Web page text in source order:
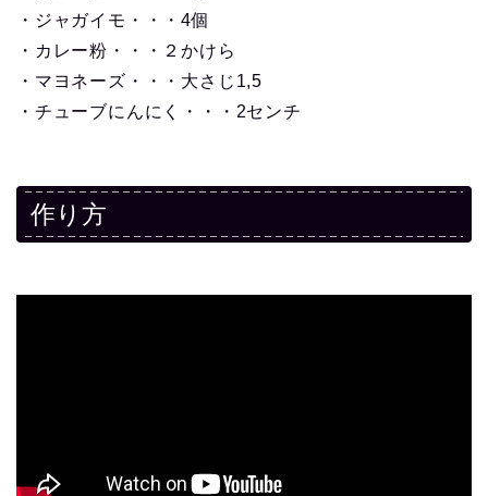
・ジャガイモ・・・4個
・カレー粉・・・２かけら
・マヨネーズ・・・大さじ1,5
・チューブにんにく・・・2センチ
作り方